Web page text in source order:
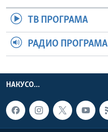
ТВ ПРОГРАМА
РАДИО ПРОГРАМА
НАКУСО...